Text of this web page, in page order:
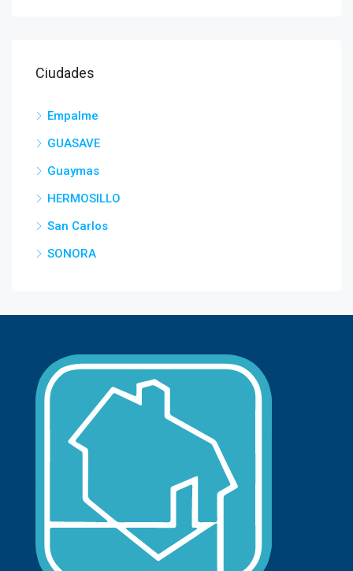
Ciudades
Empalme
GUASAVE
Guaymas
HERMOSILLO
San Carlos
SONORA